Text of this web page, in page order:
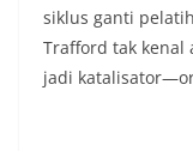
siklus ganti
Trafford tak kenal
jadi